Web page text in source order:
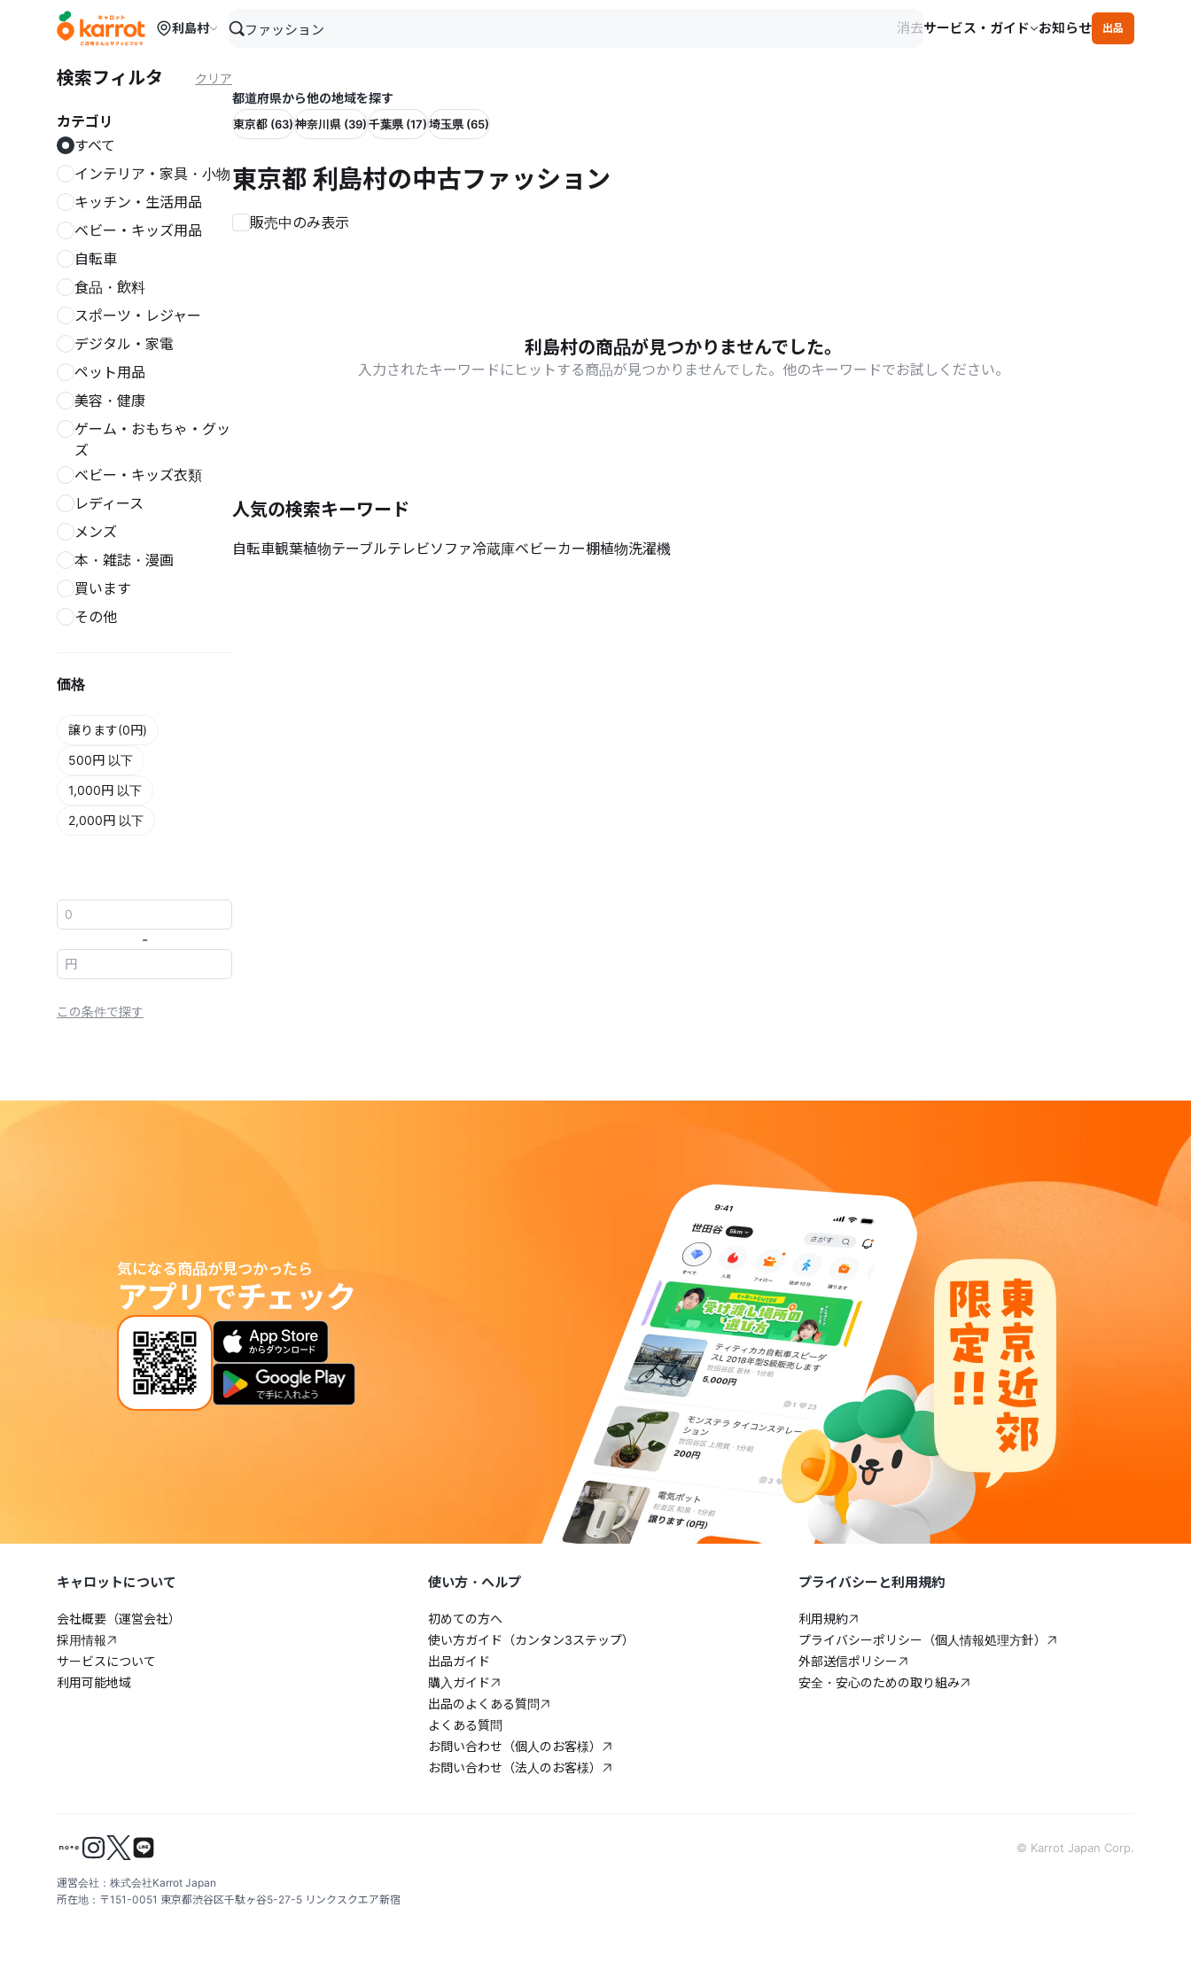
メインコンテンツにスキップ
利島村 消去サービス・ガイド お知らせ 出品
検索フィルタ クリア
カテゴリ
すべて
インテリア・家具・小物
キッチン・生活用品
ベビー・キッズ用品
自転車
食品・飲料
スポーツ・レジャー
デジタル・家電
ペット用品
美容・健康
ゲーム・おもちゃ・グッ
ズ
ベビー・キッズ衣類
レディース
メンズ
本・雑誌・漫画
買います
その他
価格
譲ります(0円)
500円 以下
1,000円 以下
2,000円 以下
-
この条件で探す
都道府県から他の地域を探す
東京都 (63)神奈川県 (39)千葉県 (17)埼玉県 (65)
東京都 利島村の中古ファッション
販売中のみ表示
利島村の商品が見つかりませんでした。
入力されたキーワードにヒットする商品が見つかりませんでした。他のキーワードでお試しください。
人気の検索キーワード
自転車観葉植物テーブルテレビソファ冷蔵庫ベビーカー棚植物洗濯機
気になる商品が見つかったら
アプリでチェック
キャロットについて
会社概要（運営会社）
採用情報
サービスについて
利用可能地域
使い方・ヘルプ
初めての方へ
使い方ガイド（カンタン3ステップ）
出品ガイド
購入ガイド
出品のよくある質問
よくある質問
お問い合わせ（個人のお客様）
お問い合わせ（法人のお客様）
プライバシーと利用規約
利用規約
プライバシーポリシー（個人情報処理方針）
外部送信ポリシー
安全・安心のための取り組み
© Karrot Japan Corp.
運営会社：株式会社Karrot Japan
所在地：〒151-0051 東京都渋谷区千駄ヶ谷5-27-5 リンクスクエア新宿